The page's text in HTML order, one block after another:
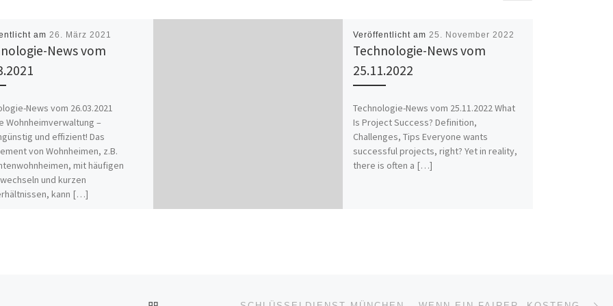
am 26. März 2021
News vom
News vom 26.03.2021
Wohnheimverwaltung –
und effizient! Das
von Wohnheimen, z.B.
mit häufigen
und kurzen
kann […]
Veröffentlicht am 25. November 2022
Technologie-News vom
25.11.2022
Technologie-News vom 25.11.2022 What
Is Project Success? Definition,
Challenges, Tips Everyone wants
successful projects, right? Yet in reality,
there is often a […]